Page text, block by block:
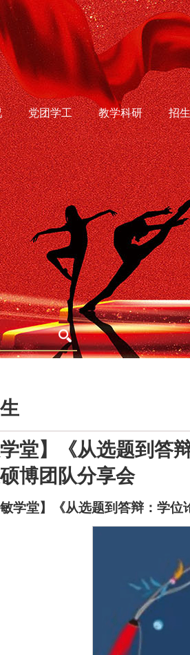
党团学工 教学科研 招
堂】《从选题到答
博团队分享会
学堂】《从选题到答辩：学